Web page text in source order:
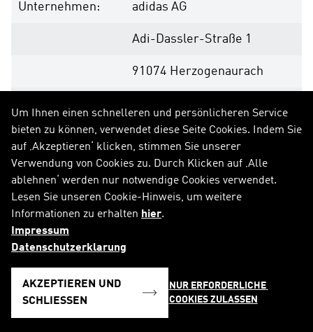
Unternehmen: adidas AG
Adi-Dassler-Straße 1
91074 Herzogenaurach
Internet: www.adidas-group.com
Ende der Mitteilung
ZUR MITTEILUNG
Um Ihnen einen schnelleren und persönlicheren Service
bieten zu können, verwendet diese Seite Cookies. Indem Sie
auf ‚Akzeptieren‘ klicken, stimmen Sie unserer
Verwendung von Cookies zu. Durch Klicken auf ‚Alle
ablehnen‘ werden nur notwendige Cookies verwendet.
Lesen Sie unseren Cookie-Hinweis, um weitere
Informationen zu erhalten hier.
Impressum
Datenschutzerklarung
AKZEPTIEREN UND
SCHLIESSEN
NUR ERFORDERLICHE
COOKIES ZULASSEN